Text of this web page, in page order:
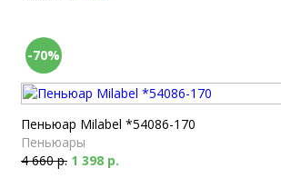
-70%
Пеньюар Milabel *54086-170
Пеньюары
4 660 р. 1 398 р.